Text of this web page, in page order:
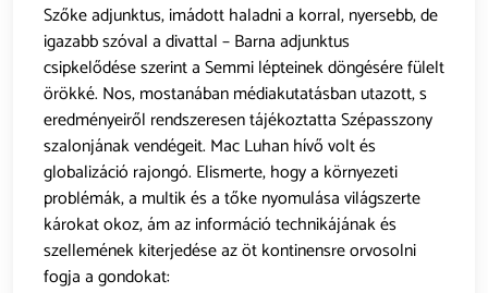
Szőke adjunktus, imádott haladni a korral, nyersebb, de
igazabb szóval a divattal – Barna adjunktus
csipkelődése szerint a Semmi lépteinek döngésére fülelt
örökké. Nos, mostanában médiakutatásban utazott, s
eredményeiről rendszeresen tájékoztatta Szépasszony
szalonjának vendégeit. Mac Luhan hívő volt és
globalizáció rajongó. Elismerte, hogy a környezeti
problémák, a multik és a tőke nyomulása világszerte
károkat okoz, ám az információ technikájának és
szellemének kiterjedése az öt kontinensre orvosolni
fogja a gondokat: